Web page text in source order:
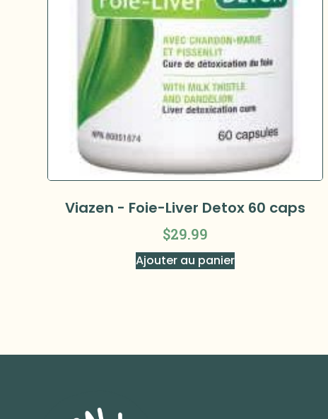
Viazen - Foie-Liver Detox 60 caps
$29.99
Ajouter au panier